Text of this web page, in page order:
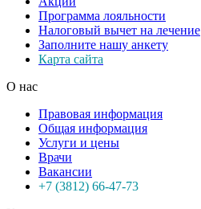
Программа лояльности
Налоговый вычет на лечение
Заполните нашу анкету
Карта сайта
О нас
Правовая информация
Общая информация
Услуги и цены
Врачи
Вакансии
+7 (3812) 66-47-73